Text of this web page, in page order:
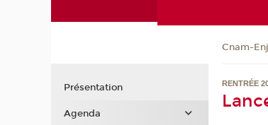
Cnam-
RENTRÉE
Présentation
Agenda